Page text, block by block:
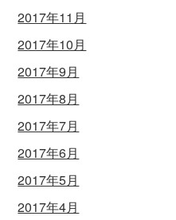
2017年11月
2017年10月
2017年9月
2017年8月
2017年7月
2017年6月
2017年5月
2017年4月